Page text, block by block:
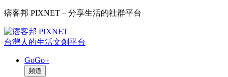
痞客邦 PIXNET – 分享生活的社群平台
台灣人的生活文創平台
GoGo+
頻道